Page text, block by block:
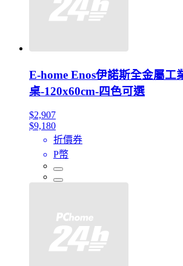
E-home Enos伊諾斯全金屬工
桌-120x60cm-四色可選
$2,907
$9,180
折價券
P幣